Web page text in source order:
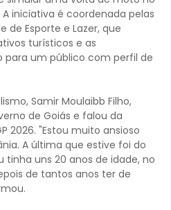
iniciativa é coordenada pelas
de Esporte e Lazer, que
turísticos e as
para um público com perfil de
Samir Moulaibb Filho,
de Goiás e falou da
2026. "Estou muito ansioso
A última que estive foi do
tinha uns 20 anos de idade, no
de tantos anos ter de